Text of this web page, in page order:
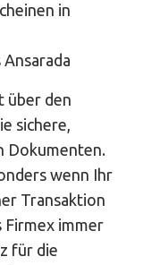
in
über den
sichere,
Dokumenten.
wenn Ihr
Transaktion
Firmex immer
für die